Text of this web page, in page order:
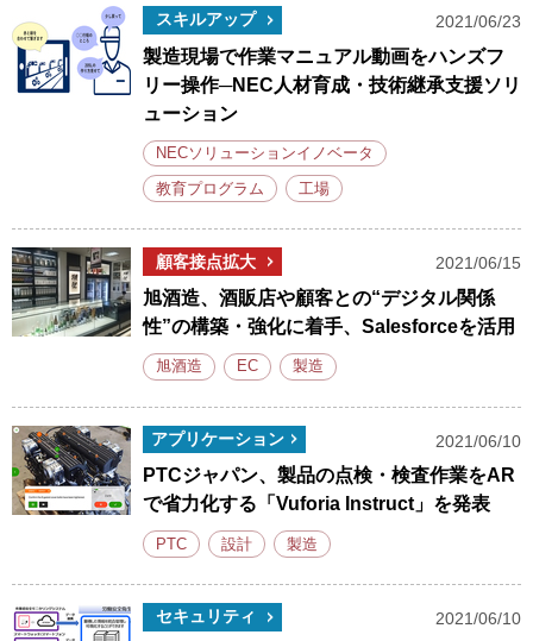
スキルアップ 2021/06/23
製造現場で作業マニュアル動画をハンズフ
リー操作─NEC人材育成・技術継承支援ソリ
ューション
NECソリューションイノベータ
教育プログラム 工場
顧客接点拡大 2021/06/15
旭酒造、酒販店や顧客との“デジタル関係
性”の構築・強化に着手、Salesforceを活用
旭酒造 EC 製造
アプリケーション 2021/06/10
PTCジャパン、製品の点検・検査作業をAR
で省力化する「Vuforia Instruct」を発表
PTC 設計 製造
セキュリティ 2021/06/10